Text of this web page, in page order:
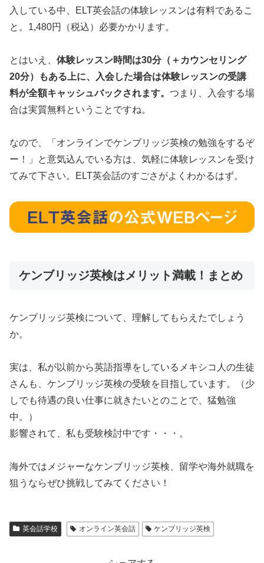
入している中、ELT英会話の体験レッスンは有料であるこ
と。1,480円（税込）必要かかります。
とはいえ、 体験レッスン時間は30分（＋カウンセリング
20分）もある上に、入会した場合は体験レッスンの受講
料が全額キャッシュバックされます。 つまり、入会する場
合は実質無料ということですね。
なので、「オンラインでケンブリッジ英検の勉強をするぞ
ー！」と意気込んでいる方は、気軽に体験レッスンを受け
てみて下さい。ELT英会話のすごさがよくわかるはず。
ケンブリッジ英検はメリット満載！まとめ
ケンブリッジ英検について、理解してもらえたでしょう
か。
実は、私が以前から英語指導をしているメキシコ人の生徒
さんも、ケンブリッジ英検の受験を目指しています。（少
しでも待遇の良い仕事に就きたいとのことで、猛勉強
中。）
影響されて、私も受験検討中です・・・。
海外ではメジャーなケンブリッジ英検、留学や海外就職を
狙うならぜひ挑戦してみてください！
英会話学校 オンライン英会話 ケンブリッジ英検